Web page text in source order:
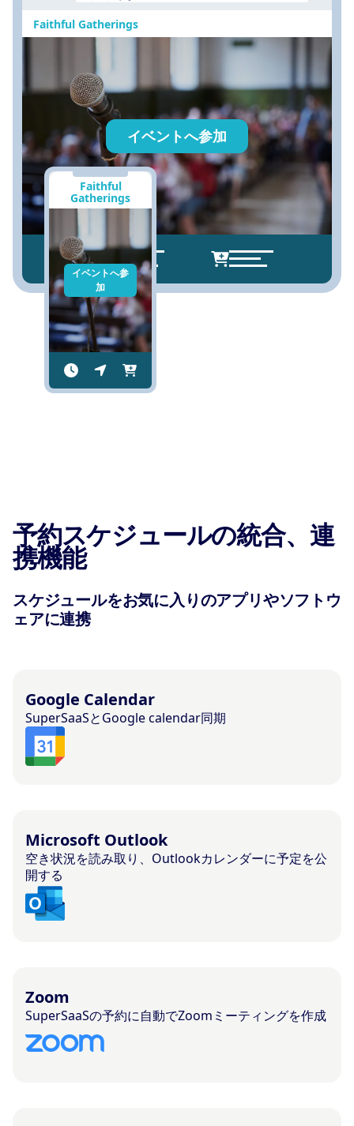
Faithful Gatherings
イベントへ参加
Faithful
Gatherings
イベントへ参
加
予約スケジュールの統合、連
携機能
スケジュールをお気に入りのアプリやソフトウ
ェアに連携
Google Calendar
SuperSaaSとGoogle calendar同期
Microsoft Outlook
空き状況を読み取り、Outlookカレンダーに予定を公
開する
Zoom
SuperSaaSの予約に自動でZoomミーティングを作成